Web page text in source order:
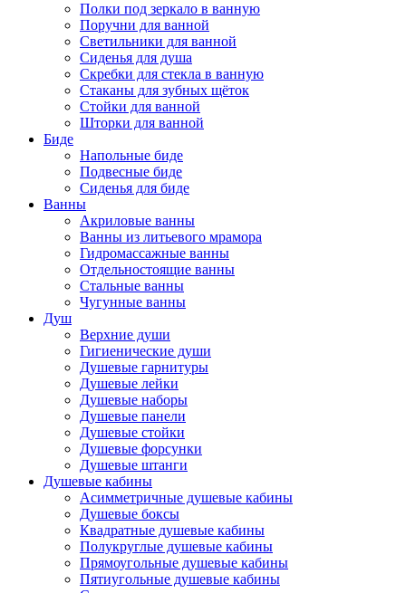
Полки под зеркало в ванную
Поручни для ванной
Светильники для ванной
Сиденья для душа
Скребки для стекла в ванную
Стаканы для зубных щёток
Стойки для ванной
Шторки для ванной
Биде
Напольные биде
Подвесные биде
Сиденья для биде
Ванны
Акриловые ванны
Ванны из литьевого мрамора
Гидромассажные ванны
Отдельностоящие ванны
Стальные ванны
Чугунные ванны
Душ
Верхние души
Гигиенические души
Душевые гарнитуры
Душевые лейки
Душевые наборы
Душевые панели
Душевые стойки
Душевые форсунки
Душевые штанги
Душевые кабины
Асимметричные душевые кабины
Душевые боксы
Квадратные душевые кабины
Полукруглые душевые кабины
Прямоугольные душевые кабины
Пятиугольные душевые кабины